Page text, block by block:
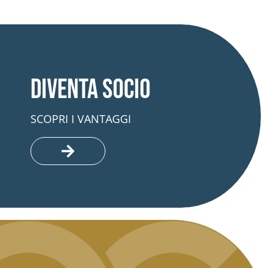
Diventa socio
SCOPRI I VANTAGGI